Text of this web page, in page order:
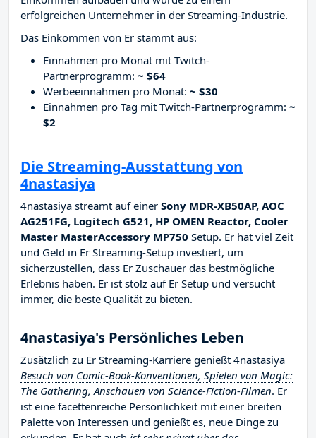
erfolgreichen Unternehmer in der Streaming-Industrie.
Das Einkommen von Er stammt aus:
Einnahmen pro Monat mit Twitch-
Partnerprogramm: ~ $64
Werbeeinnahmen pro Monat: ~ $30
Einnahmen pro Tag mit Twitch-Partnerprogramm: ~
$2
Die Streaming-Ausstattung von
4nastasiya
4nastasiya streamt auf einer Sony MDR-XB50AP, AOC
AG251FG, Logitech G521, HP OMEN Reactor, Cooler
Master MasterAccessory MP750 Setup. Er hat viel Zeit
und Geld in Er Streaming-Setup investiert, um
sicherzustellen, dass Er Zuschauer das bestmögliche
Erlebnis haben. Er ist stolz auf Er Setup und versucht
immer, die beste Qualität zu bieten.
4nastasiya's Persönliches Leben
Zusätzlich zu Er Streaming-Karriere genießt 4nastasiya
Besuch von Comic-Book-Konventionen, Spielen von Magic:
The Gathering, Anschauen von Science-Fiction-Filmen. Er
ist eine facettenreiche Persönlichkeit mit einer breiten
Palette von Interessen und genießt es, neue Dinge zu